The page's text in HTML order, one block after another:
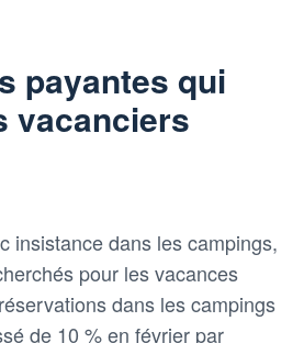
payantes qui
vacanciers
insistance dans les campings,
pour les vacances
dans les campings
de 10 % en février par